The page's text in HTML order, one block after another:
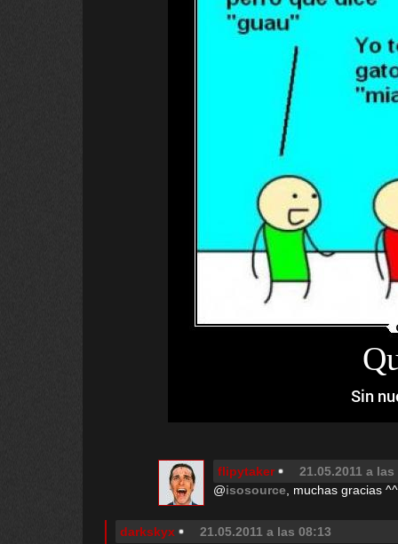
Sin
flipytaker
21.05.2011 a las
@isosource , muchas gracias ^^
darkskyx 21.05.2011 a las 08:13